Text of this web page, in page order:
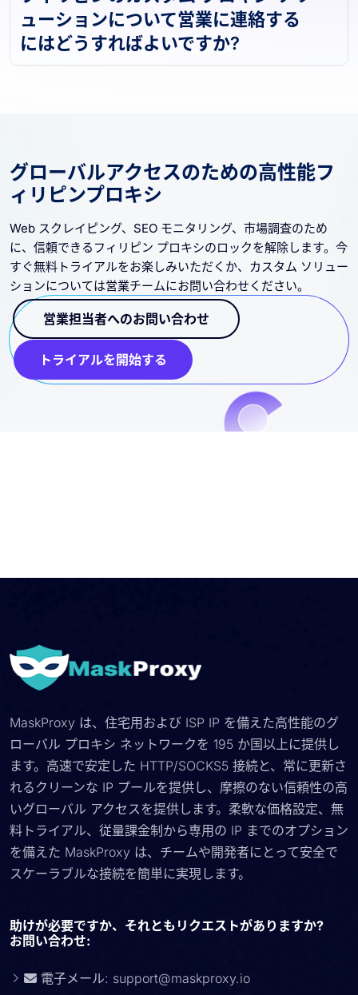
ューションについて営業に連絡する
にはどうすればよいですか?
グローバルアクセスのための高性能フ
ィリピンプロキシ
Web スクレイピング、SEO モニタリング、市場調査のため
に、信頼できるフィリピン プロキシのロックを解除します。今
すぐ無料トライアルをお楽しみいただくか、カスタム ソリュー
ションについては営業チームにお問い合わせください。
営業担当者へのお問い合わせ
トライアルを開始する
MaskProxy は、住宅用および ISP IP を備えた高性能のグ
ローバル プロキシ ネットワークを 195 か国以上に提供し
ます。高速で安定した HTTP/SOCKS5 接続と、常に更新さ
れるクリーンな IP プールを提供し、摩擦のない信頼性の高
いグローバル アクセスを提供します。柔軟な価格設定、無
料トライアル、従量課金制から専用の IP までのオプション
を備えた MaskProxy は、チームや開発者にとって安全で
スケーラブルな接続を簡単に実現します。
助けが必要ですか、それともリクエストがありますか?
お問い合わせ:
電子メール: support@maskproxy.io